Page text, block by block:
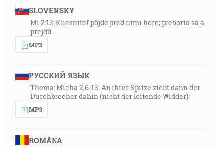
SLOVENSKY
Mi 2:13: Kliesniteľ pôjde pred nimi hore; preboria sa a
prejdú…
MP3
РУССКИЙ ЯЗЫК
Thema: Micha 2,6-13: An ihrer Spitze zieht dann der
Durchbrecher dahin (nicht der leitende Widder)!
MP3
ROMÂNA